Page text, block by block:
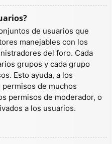
de usuarios que
manejables con los
del foro. Cada
grupos y cada grupo
Esto ayuda, a los
de muchos
permisos de moderador, o
a los usuarios.